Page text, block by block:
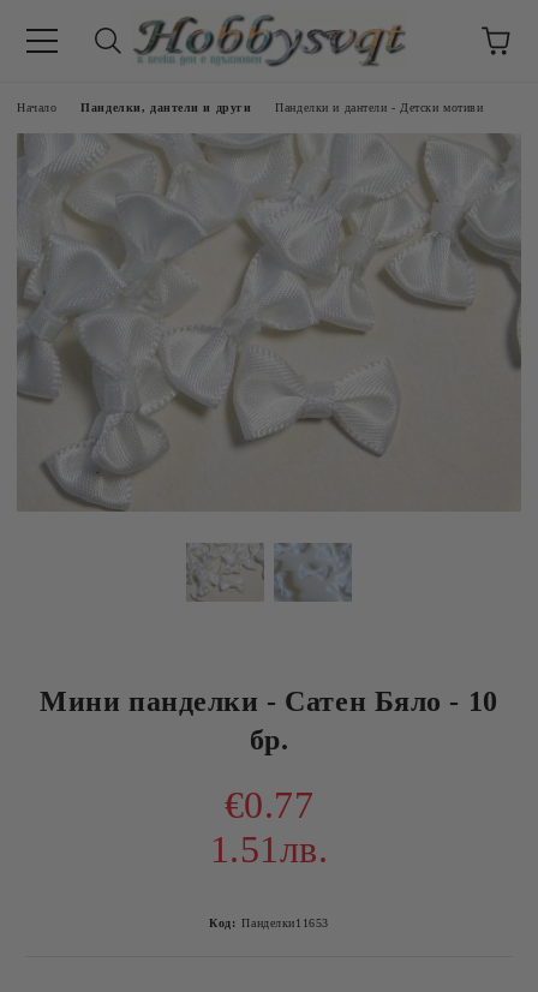
Начало Панделки, дантели и други Панделки и дантели - Детски мотиви
Мини панделки - Сатен Бяло - 10
бр.
€0.77
1.51лв.
Код: Панделки11653